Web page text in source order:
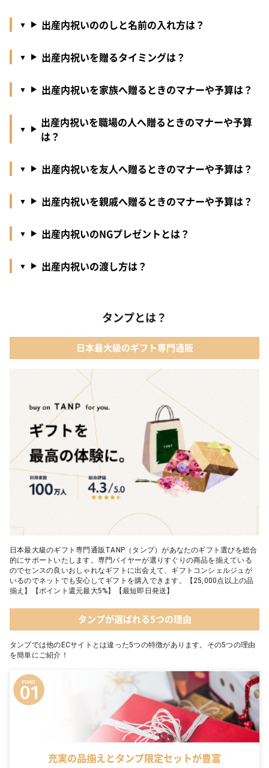
出産内祝いののしと名前の入れ方は？
出産内祝いを贈るタイミングは？
出産内祝いを家族へ贈るときのマナーや予算は？
出産内祝いを職場の人へ贈るときのマナーや予算
は？
出産内祝いを友人へ贈るときのマナーや予算は？
出産内祝いを親戚へ贈るときのマナーや予算は？
出産内祝いのNGプレゼントとは？
出産内祝いの渡し方は？
タンプとは？
日本最大級のギフト専門通販
日本最大級のギフト専門通販TANP（タンプ）があなたのギフト選びを総合
的にサポートいたします。専門バイヤーが選りすぐりの商品を揃えている
のでセンスの良いおしゃれなギフトに出会えて、ギフトコンシェルジュが
いるのでネットでも安心してギフトを購入できます。【25,000点以上の品
揃え】【ポイント還元最大5%】【最短即日発送】
タンプが選ばれる5つの理由
タンプでは他のECサイトとは違った5つの特徴があります。その5つの理由
を簡単にご紹介！
充実の品揃えとタンプ限定セットが豊富